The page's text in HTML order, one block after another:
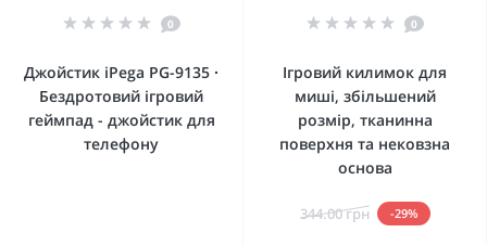
0
Джойстик iPega PG-9135 ∙
Бездротовий ігровий
геймпад - джойстик для
телефону
0
Ігровий килимок для
миші, збільшений
розмір, тканинна
поверхня та нековзна
основа
344.00 грн -29%